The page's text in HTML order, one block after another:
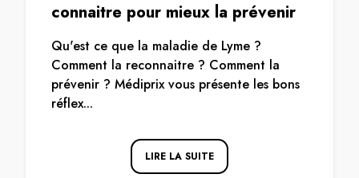
connaitre pour mieux la prévenir
Qu'est ce que la maladie de Lyme ?
Comment la reconnaitre ? Comment la
prévenir ? Médiprix vous présente les bons
réflex...
LIRE LA SUITE